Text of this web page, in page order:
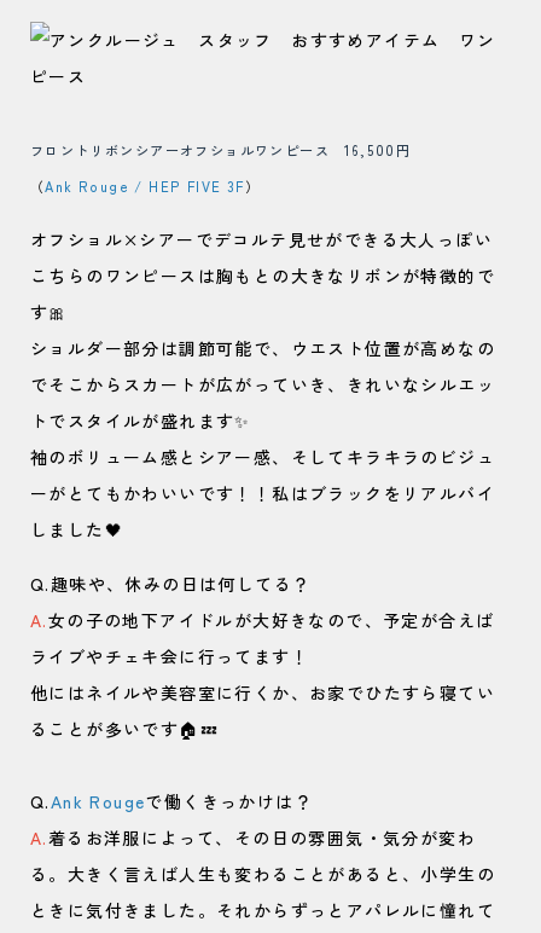
フロントリボンシアーオフショルワンピース 16,500円
（Ank Rouge / HEP FIVE 3F）
オフショル×シアーでデコルテ見せができる大人っぽい
こちらのワンピースは胸もとの大きなリボンが特徴的で
す🎀
ショルダー部分は調節可能で、ウエスト位置が高めなの
でそこからスカートが広がっていき、きれいなシルエッ
トでスタイルが盛れます✨
袖のボリューム感とシアー感、そしてキラキラのビジュ
ーがとてもかわいいです！！私はブラックをリアルバイ
しました🖤
Q.趣味や、休みの日は何してる？
A.女の子の地下アイドルが大好きなので、予定が合えば
ライブやチェキ会に行ってます！
他にはネイルや美容室に行くか、お家でひたすら寝てい
ることが多いです🏠💤
Q.Ank Rougeで働くきっかけは？
A.着るお洋服によって、その日の雰囲気・気分が変わ
る。大きく言えば人生も変わることがあると、小学生の
ときに気付きました。それからずっとアパレルに憧れて